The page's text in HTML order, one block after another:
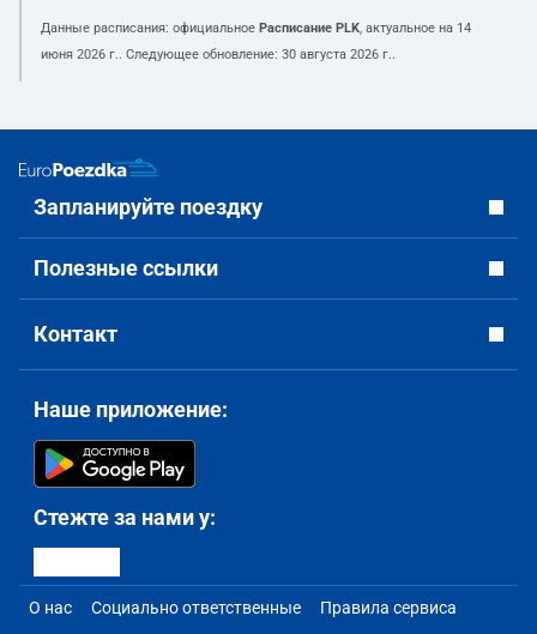
Данные расписания: официальное Расписание PLK, актуальное на 14
июня 2026 г.. Следующее обновление: 30 августа 2026 г..
Запланируйте поездку
Полезные ссылки
Контакт
Наше приложение:
Стежте за нами у:
О нас Социально ответственные Правила сервиса